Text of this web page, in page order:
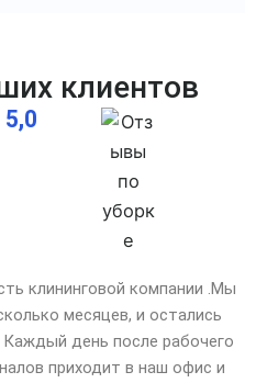
клиентов
5,0
клининговой компании .Мы
месяцев, и остались
день после рабочего
приходит в наш офис и